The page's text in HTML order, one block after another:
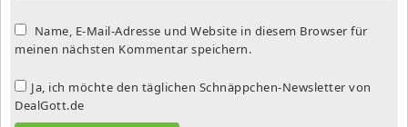
Name, E-Mail-Adresse und Website in diesem Browser für
meinen nächsten Kommentar speichern.
Ja, ich möchte den täglichen Schnäppchen-Newsletter von
DealGott.de